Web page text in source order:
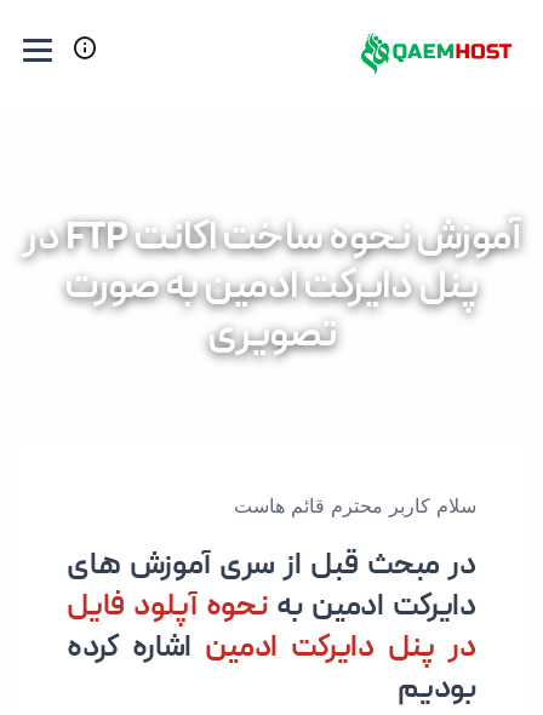
آموزش نحوه ساخت اکانت FTP در
پنل دایرکت ادمین به صورت
تصویری
سلام کاربر محترم قائم هاست
در مبحث قبل از سری آموزش های
دایرکت ادمین به نحوه آپلود فایل
در پنل دایرکت ادمین اشاره کرده
بودیم